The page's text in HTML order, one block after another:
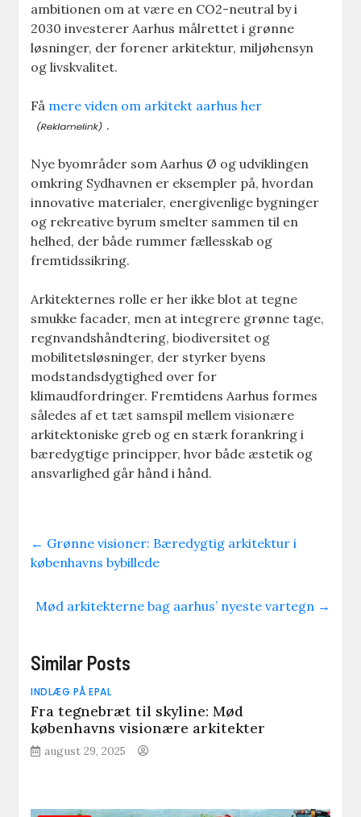
ambitionen om at være en CO2-neutral by i
2030 investerer Aarhus målrettet i grønne
løsninger, der forener arkitektur, miljøhensyn
og livskvalitet.
Få mere viden om arkitekt aarhus her
.
Nye byområder som Aarhus Ø og udviklingen
omkring Sydhavnen er eksempler på, hvordan
innovative materialer, energivenlige bygninger
og rekreative byrum smelter sammen til en
helhed, der både rummer fællesskab og
fremtidssikring.
Arkitekternes rolle er her ikke blot at tegne
smukke facader, men at integrere grønne tage,
regnvandshåndtering, biodiversitet og
mobilitetsløsninger, der styrker byens
modstandsdygtighed over for
klimaudfordringer. Fremtidens Aarhus formes
således af et tæt samspil mellem visionære
arkitektoniske greb og en stærk forankring i
bæredygtige principper, hvor både æstetik og
ansvarlighed går hånd i hånd.
← Grønne visioner: Bæredygtig arkitektur i
københavns bybillede
Mød arkitekterne bag aarhus’ nyeste vartegn →
Similar Posts
INDLÆG PÅ EPAL
Fra tegnebræt til skyline: Mød
københavns visionære arkitekter
august 29, 2025